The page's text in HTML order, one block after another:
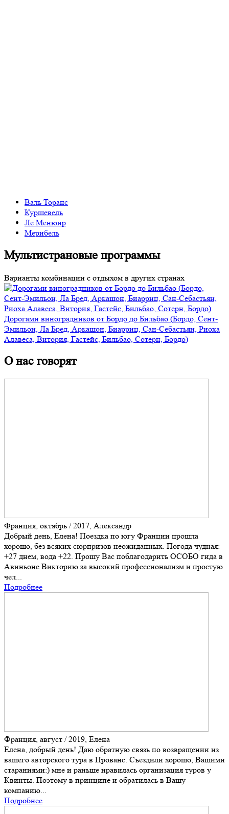
Валь Торанс
Куршевель
Ле Менюир
Мерибель
Мультистрановые программы
Варианты комбинации с отдыхом в других странах
Дорогами виноградников от Бордо до Бильбао (Бордо, Сент-
Эмильон, Ла Бред, Аркашон, Биарриц, Сан-Себастьян, Риоха
Алавеса, Витория, Гастейс, Бильбао, Сотерн, Бордо)
О нас говорят
Франция, октябрь / 2017, Александр
Добрый день, Елена! Поездка по югу Франции прошла
хорошо, без всяких сюрпризов неожиданных. Погода чудная:
+27 днем, вода +22. Прошу Вас поблагодарить ОСОБО гида в
Авиньоне Викторию за высокий профессионализм и простую
чел...
Подробнее
Франция, август / 2019, Елена
Елена, добрый день! Даю обратную связь по возвращении из
вашего авторского тура в Прованс. Съездили хорошо, Вашими
стараниями:) мне и раньше нравилась организация туров у
Квинты. Поэтому в принципе и обратилась в Вашу
компанию...
Подробнее